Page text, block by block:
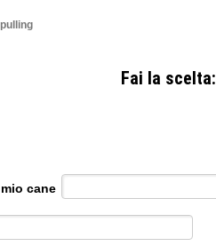
Fai la scelta:
cane